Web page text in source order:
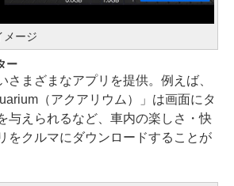
メージ
ー
まざまなアプリを提供。例えば、
（アクアリウム）」は画面にタ
与えられるなど、車内の楽しさ・快
をクルマにダウンロードすることが